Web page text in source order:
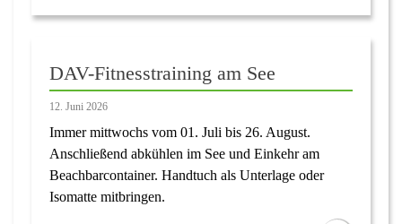
DAV-Fitnesstraining am See
12. Juni 2026
Immer mittwochs vom 01. Juli bis 26. August.
Anschließend abkühlen im See und Einkehr am
Beachbarcontainer. Handtuch als Unterlage oder
Isomatte mitbringen.